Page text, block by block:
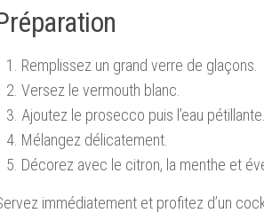
Remplissez un grand verre de glaçons.
Versez le vermouth blanc.
Ajoutez le prosecco puis l’eau pétillante.
Mélangez délicatement.
Décorez avec le citron, la menthe et
immédiatement et profitez d’un